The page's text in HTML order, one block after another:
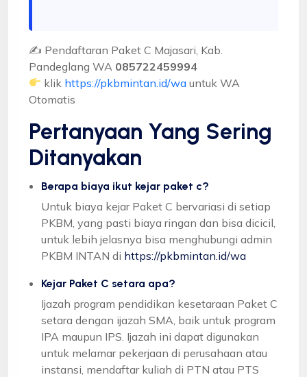
✍ Pendaftaran Paket C Majasari, Kab.
Pandeglang WA 085722459994
klik https://pkbmintan.id/wa untuk WA
Otomatis
Pertanyaan Yang Sering
Ditanyakan
Berapa biaya ikut kejar paket c?
Untuk biaya kejar Paket C bervariasi di setiap
PKBM, yang pasti biaya ringan dan bisa dicicil,
untuk lebih jelasnya bisa menghubungi admin
PKBM INTAN di https://pkbmintan.id/wa
Kejar Paket C setara apa?
Ijazah program pendidikan kesetaraan Paket C
setara dengan ijazah SMA, baik untuk program
IPA maupun IPS. Ijazah ini dapat digunakan
untuk melamar pekerjaan di perusahaan atau
instansi, mendaftar kuliah di PTN atau PTS